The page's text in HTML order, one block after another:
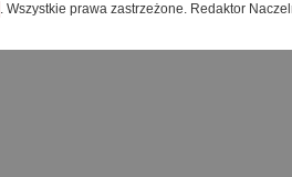
. Wszystkie prawa zastrzeżone. Redaktor